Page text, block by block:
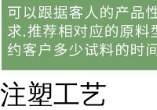
注塑工艺